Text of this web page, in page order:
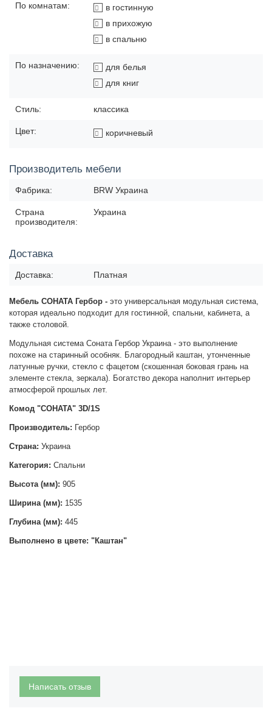
По комнатам:
в гостинную
в прихожую
в спальню
По назначению:
для белья
для книг
Стиль: классика
Цвет: коричневый
Производитель мебели
Фабрика: BRW Украина
Страна
производителя:
Украина
Доставка
Доставка: Платная
Мебель СОНАТА Гербор - это универсальная модульная система,
которая идеально подходит для гостинной, спальни, кабинета, а
также столовой.
Модульная система Соната Гербор Украина - это выполнение
похоже на старинный особняк. Благородный каштан, утонченные
латунные ручки, стекло с фацетом (скошенная боковая грань на
элементе стекла, зеркала). Богатство декора наполнит интерьер
атмосферой прошлых лет.
Комод "СОНАТА" 3D/1S
Производитель: Гербор
Страна: Украина
Категория: Спальни
Высота (мм): 905
Ширина (мм): 1535
Глубина (мм): 445
Выполнено в цвете: "Каштан"
Написать отзыв